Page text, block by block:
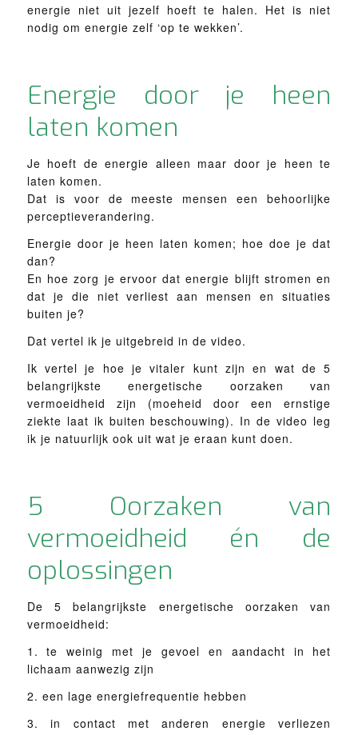
energie niet uit jezelf hoeft te halen. Het is niet
nodig om energie zelf ‘op te wekken’.
Energie door je heen
laten komen
Je hoeft de energie alleen maar door je heen te
laten komen.
Dat is voor de meeste mensen een behoorlijke
perceptieverandering.
Energie door je heen laten komen; hoe doe je dat
dan?
En hoe zorg je ervoor dat energie blijft stromen en
dat je die niet verliest aan mensen en situaties
buiten je?
Dat vertel ik je uitgebreid in de video.
Ik vertel je hoe je vitaler kunt zijn en wat de 5
belangrijkste energetische oorzaken van
vermoeidheid zijn (moeheid door een ernstige
ziekte laat ik buiten beschouwing). In de video leg
ik je natuurlijk ook uit wat je eraan kunt doen.
5 Oorzaken van
vermoeidheid én de
oplossingen
De 5 belangrijkste energetische oorzaken van
vermoeidheid:
1. te weinig met je gevoel en aandacht in het
lichaam aanwezig zijn
2. een lage energiefrequentie hebben
3. in contact met anderen energie verliezen